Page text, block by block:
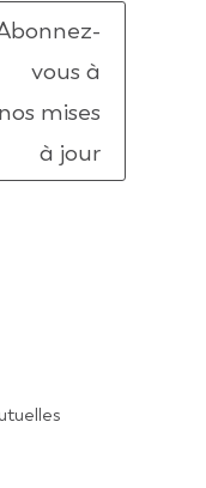
vous à
nos mises
à jour